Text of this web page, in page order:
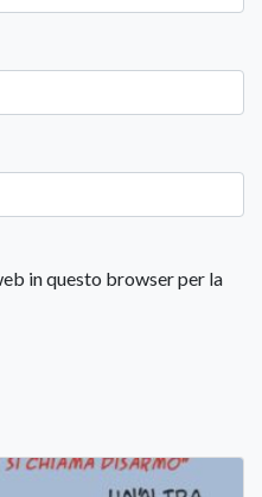
in questo browser per la